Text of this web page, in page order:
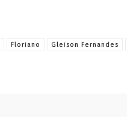
Floriano Gleison Fernandes